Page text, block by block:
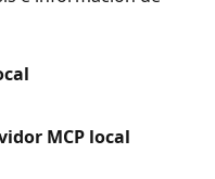
MCP local